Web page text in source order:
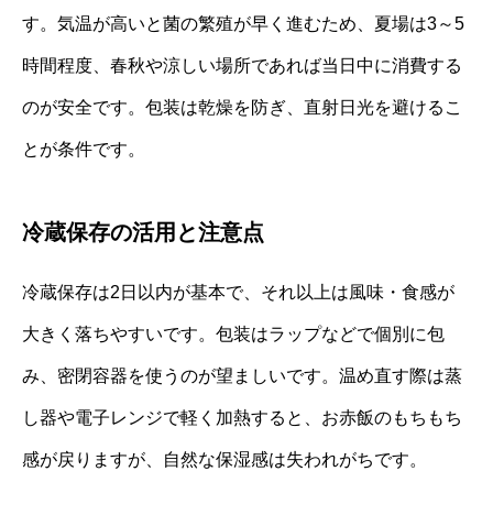
す。気温が高いと菌の繁殖が早く進むため、夏場は3～5
時間程度、春秋や涼しい場所であれば当日中に消費する
のが安全です。包装は乾燥を防ぎ、直射日光を避けるこ
とが条件です。
冷蔵保存の活用と注意点
冷蔵保存は2日以内が基本で、それ以上は風味・食感が
大きく落ちやすいです。包装はラップなどで個別に包
み、密閉容器を使うのが望ましいです。温め直す際は蒸
し器や電子レンジで軽く加熱すると、お赤飯のもちもち
感が戻りますが、自然な保湿感は失われがちです。